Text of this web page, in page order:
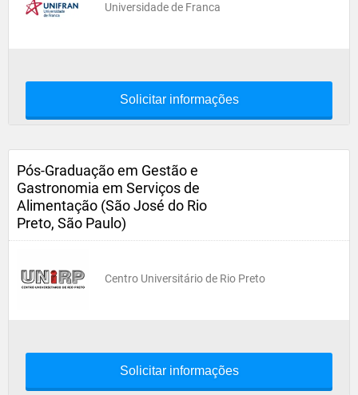
Universidade de Franca
Solicitar informações
Pós-Graduação em Gestão e
Gastronomia em Serviços de
Alimentação (São José do Rio
Preto, São Paulo)
Centro Universitário de Rio Preto
Solicitar informações